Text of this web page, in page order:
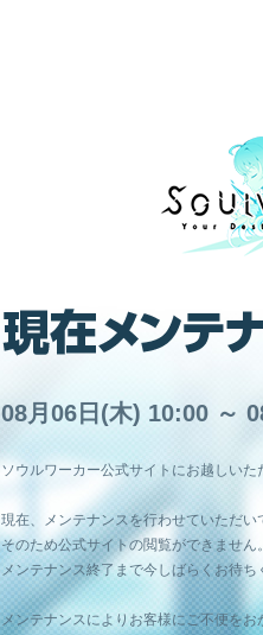
08月06日(木) 10:00 ～
ソウルワーカー公式サイトにお越しいた
現在、メンテナンスを行わせていただい
そのため公式サイトの閲覧ができません。
メンテナンス終了まで今しばらくお待ち
メンテナンスによりお客様にご不便をお